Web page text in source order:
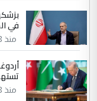
الموضوع :
مضجعيك يابن
في
منذ 8 ساعة
منذ 8 ساعة